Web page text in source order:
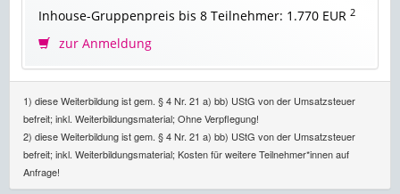
Inhouse-Gruppenpreis bis 8 Teilnehmer: 1.770 EUR 2
zur Anmeldung
1) diese Weiterbildung ist gem. § 4 Nr. 21 a) bb) UStG von der Umsatzsteuer
befreit; inkl. Weiterbildungsmaterial; Ohne Verpflegung!
2) diese Weiterbildung ist gem. § 4 Nr. 21 a) bb) UStG von der Umsatzsteuer
befreit; inkl. Weiterbildungsmaterial; Kosten für weitere Teilnehmer*innen auf
Anfrage!